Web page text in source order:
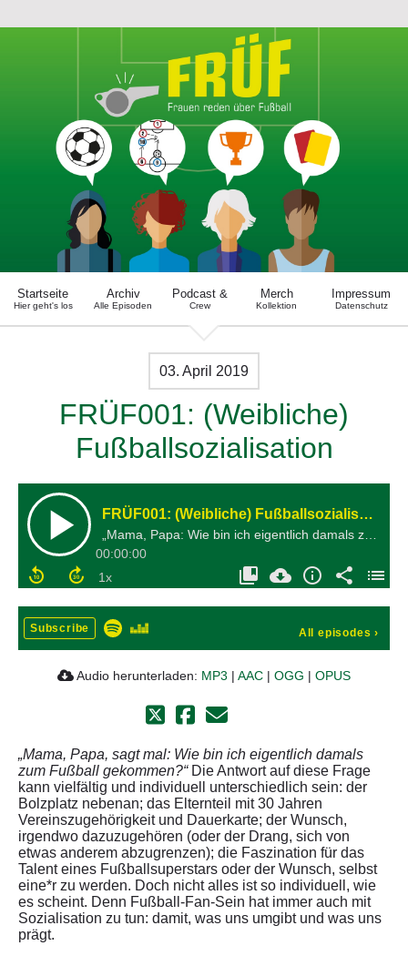
Startseite
Hier geht's los
Archiv
Alle Episoden
Podcast &
Crew
Merch
Kollektion
Impressum
Datenschutz
03. April 2019
FRÜF001: (Weibliche)
Fußballsozialisation
FRÜF001: (Weibliche) Fußballsozialisation
00:00:00
Subscribe All episodes ›
Audio herunterladen: MP3 | AAC | OGG | OPUS
„Mama, Papa, sagt mal: Wie bin ich eigentlich damals
zum Fußball gekommen?“Die Antwort auf diese Frage
kann vielfältig und individuell unterschiedlich sein: der
Bolzplatz nebenan; das Elternteil mit 30 Jahren
Vereinszugehörigkeit und Dauerkarte; der Wunsch,
irgendwo dazuzugehören (oder der Drang, sich von
etwas anderem abzugrenzen); die Faszination für das
Talent eines Fußballsuperstars oder der Wunsch, selbst
eine*r zu werden. Doch nicht alles ist so individuell, wie
es scheint. Denn Fußball-Fan-Sein hat immer auch mit
Sozialisation zu tun: damit, was uns umgibt und was uns
prägt.